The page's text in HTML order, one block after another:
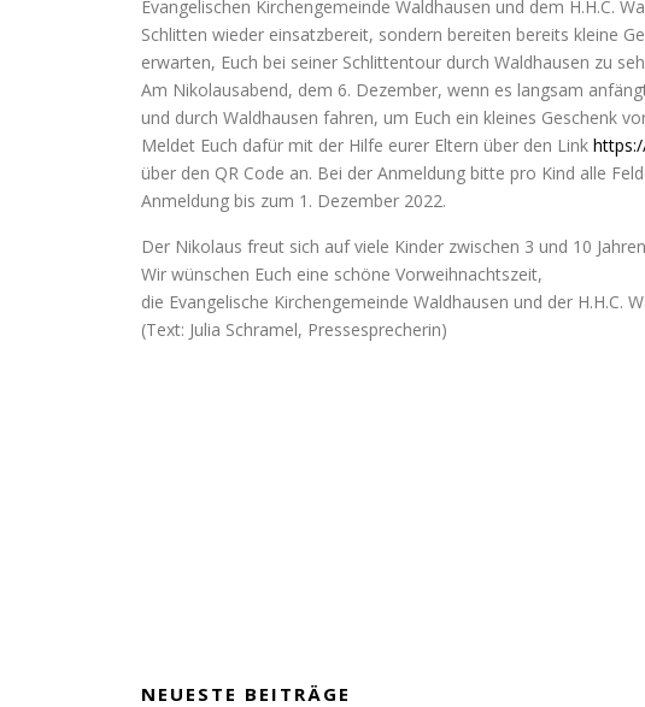
Evangelischen Kirchengemeinde Waldhausen und dem H.H.C.
Schlitten wieder einsatzbereit, sondern bereiten bereits kleine
erwarten, Euch bei seiner Schlittentour durch Waldhausen zu
Am Nikolausabend, dem 6. Dezember, wenn es langsam
und durch Waldhausen fahren, um Euch ein kleines Geschenk
Meldet Euch dafür mit der Hilfe eurer Eltern über den Link
über den QR Code an. Bei der Anmeldung bitte pro Kind alle
Anmeldung bis zum 1. Dezember 2022.
Der Nikolaus freut sich auf viele Kinder zwischen 3 und 10
Wir wünschen Euch eine schöne Vorweihnachtszeit,
die Evangelische Kirchengemeinde Waldhausen und der H.H.C.
(Text: Julia Schramel, Pressesprecherin)
NEUESTE BEITRÄGE